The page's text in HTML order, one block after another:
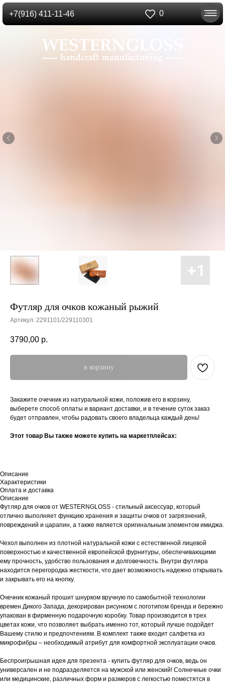
+7(916) 411-11-46 0
Футляр для очков кожаный рыжий
Артикул: 2291101/229110301
3790,00 р.
в корзину
Закажите очечник из натуральной кожи, положив его в корзину,
выберете способ оплаты и вариант доставки, и в течение суток заказ
будет отправлен, чтобы радовать своего владельца каждый день!
Этот товар Вы также можете купить на маркетплейсах:
Описание
Характеристики
Оплата и доставка
Описание
Футляр для очков от WESTERNGLOSS - стильный аксессуар, который
отлично выполняет функцию хранения и защиты очков от загрязнений,
повреждений и царапин, а также является оригинальным элементом имиджа.
Чехол выполнен из плотной натуральной кожи с естественной лицевой
поверхностью и качественной европейской фурнитуры, обеспечивающими
ему прочность, удобство пользования и долговечность. Внутри футляра
находится перегородка жесткости, что дает возможность надежно открывать
и закрывать его на кнопку.
Очечник кожаный прошит шнурком вручную по самобытной технологии
времен Дикого Запада, декорирован рисунком с логотипом бренда и бережно
упакован в фирменную подарочную коробку. Товар производится в трех
цветах кожи, что позволяет выбрать именно тот, который лучше подойдет
Вашему стилю и предпочтениям. В комплект также входит салфетка из
микрофибры – необходимый атрибут для комфортной эксплуатации очков.
Беспроигрышная идея для презента - купить футляр для очков, ведь он
универсален и не подразделяется на мужской или женский! Солнечные очки
или медицинские, различных форм и размеров с легкостью поместятся в